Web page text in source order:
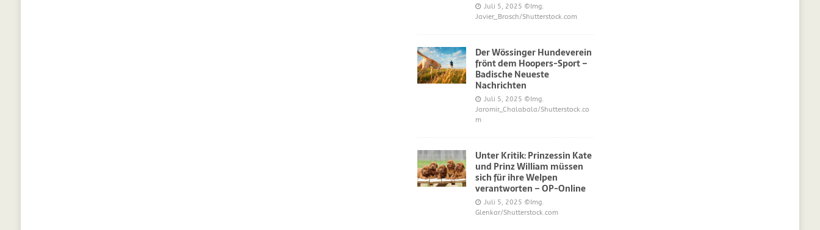
Juli 5, 2025 ©Img.
Javier_Brosch/Shutterstock.com
Der Wössinger Hundeverein
frönt dem Hoopers-Sport –
Badische Neueste
Nachrichten
Juli 5, 2025 ©Img.
Jaromir_Chalabala/Shutterstock.co
m
Unter Kritik: Prinzessin Kate
und Prinz William müssen
sich für ihre Welpen
verantworten – OP-Online
Juli 5, 2025 ©Img.
Glenkar/Shutterstock.com